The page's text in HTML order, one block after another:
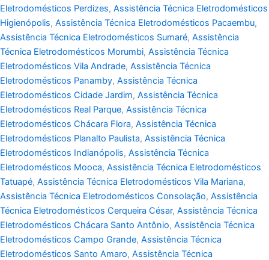
Eletrodomésticos Perdizes, Assistência Técnica Eletrodomésticos
Higienópolis, Assistência Técnica Eletrodomésticos Pacaembu,
Assistência Técnica Eletrodomésticos Sumaré, Assistência
Técnica Eletrodomésticos Morumbi, Assistência Técnica
Eletrodomésticos Vila Andrade, Assistência Técnica
Eletrodomésticos Panamby, Assistência Técnica
Eletrodomésticos Cidade Jardim, Assistência Técnica
Eletrodomésticos Real Parque, Assistência Técnica
Eletrodomésticos Chácara Flora, Assistência Técnica
Eletrodomésticos Planalto Paulista, Assistência Técnica
Eletrodomésticos Indianópolis, Assistência Técnica
Eletrodomésticos Mooca, Assistência Técnica Eletrodomésticos
Tatuapé, Assistência Técnica Eletrodomésticos Vila Mariana,
Assistência Técnica Eletrodomésticos Consolação, Assistência
Técnica Eletrodomésticos Cerqueira César, Assistência Técnica
Eletrodomésticos Chácara Santo Antônio, Assistência Técnica
Eletrodomésticos Campo Grande, Assistência Técnica
Eletrodomésticos Santo Amaro, Assistência Técnica